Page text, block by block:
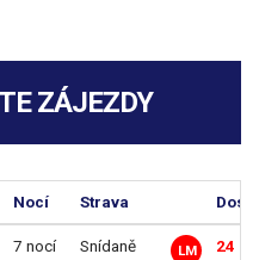
ZÁJEZDY
Nocí Strava
7 nocí Snídaně LM 24